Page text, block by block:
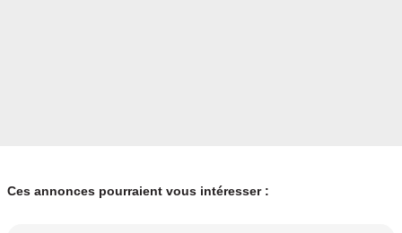
Ces annonces pourraient vous intéresser :